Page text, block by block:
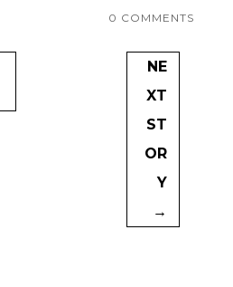
0 COMMENTS
NE
XT
ST
OR
Y
→